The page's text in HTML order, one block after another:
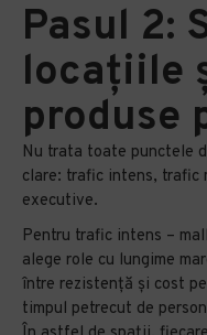
Pasul 2:
locațiile
produse
Nu trata toate punctele
clare: trafic intens, trafic
executive.
Pentru trafic intens –
alege role cu lungime
între rezistență și cost
timpul petrecut de